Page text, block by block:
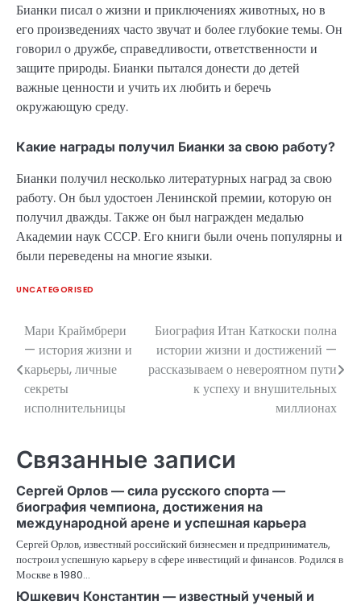
Бианки писал о жизни и приключениях животных, но в
его произведениях часто звучат и более глубокие темы. Он
говорил о дружбе, справедливости, ответственности и
защите природы. Бианки пытался донести до детей
важные ценности и учить их любить и беречь
окружающую среду.
Какие награды получил Бианки за свою работу?
Бианки получил несколько литературных наград за свою
работу. Он был удостоен Ленинской премии, которую он
получил дважды. Также он был награжден медалью
Академии наук СССР. Его книги были очень популярны и
были переведены на многие языки.
UNCATEGORISED
Навигация
по
записям
Мари Краймбрери
— история жизни и
карьеры, личные
секреты
исполнительницы
Биография Итан Каткоски полна
истории жизни и достижений —
рассказываем о невероятном пути
к успеху и внушительных
миллионах
Связанные записи
Сергей Орлов — сила русского спорта —
биография чемпиона, достижения на
международной арене и успешная карьера
Сергей Орлов, известный российский бизнесмен и предприниматель,
построил успешную карьеру в сфере инвестиций и финансов. Родился в
Москве в 1980…
Юшкевич Константин — известный ученый и